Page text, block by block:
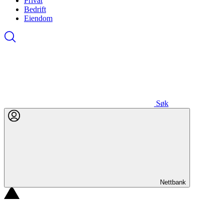
Bedrift
Eiendom
Søk
Nettbank